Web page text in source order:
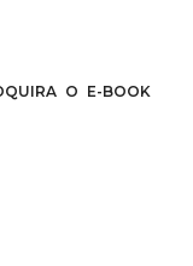
O E-BOOK